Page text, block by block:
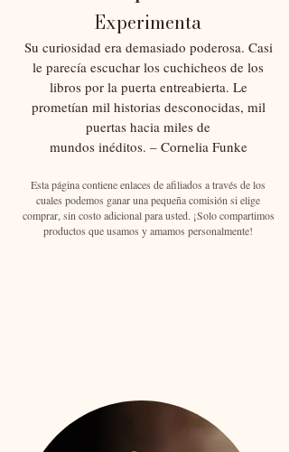
Experimenta
Su curiosidad era demasiado poderosa. Casi
le parecía escuchar los cuchicheos de los
libros por la puerta entreabierta. Le
prometían mil historias desconocidas, mil
puertas hacia miles de
mundos inéditos. – Cornelia Funke
Esta página contiene enlaces de afiliados a través de los
cuales podemos ganar una pequeña comisión si elige
comprar, sin costo adicional para usted. ¡Solo compartimos
productos que usamos y amamos personalmente!